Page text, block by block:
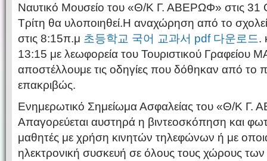
Ναυτικό Μουσείο του «Θ/Κ Γ. ΑΒΕΡΩΦ» στις 31
Τρίτη θα υλοποιηθεί.Η αναχώρηση από το
στις 8:15π.μ 초등학교 국어 교과서 pdf 다운로드.
13:15 με λεωφορεία του Τουριστικού
αποστέλλουμε τις οδηγίες που δόθηκαν από το
επακριβώς.
Ενημερωτικό Σημείωμα Ασφαλείας του «Θ/Κ Γ.
Απαγορεύεται αυστηρά η βιντεοσκόπηση και
μαθητές με χρήση κινητών τηλεφώνων ή με
ηλεκτρονική συσκευή σε όλους τους χώρους των